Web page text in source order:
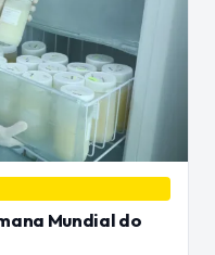
Mundial do